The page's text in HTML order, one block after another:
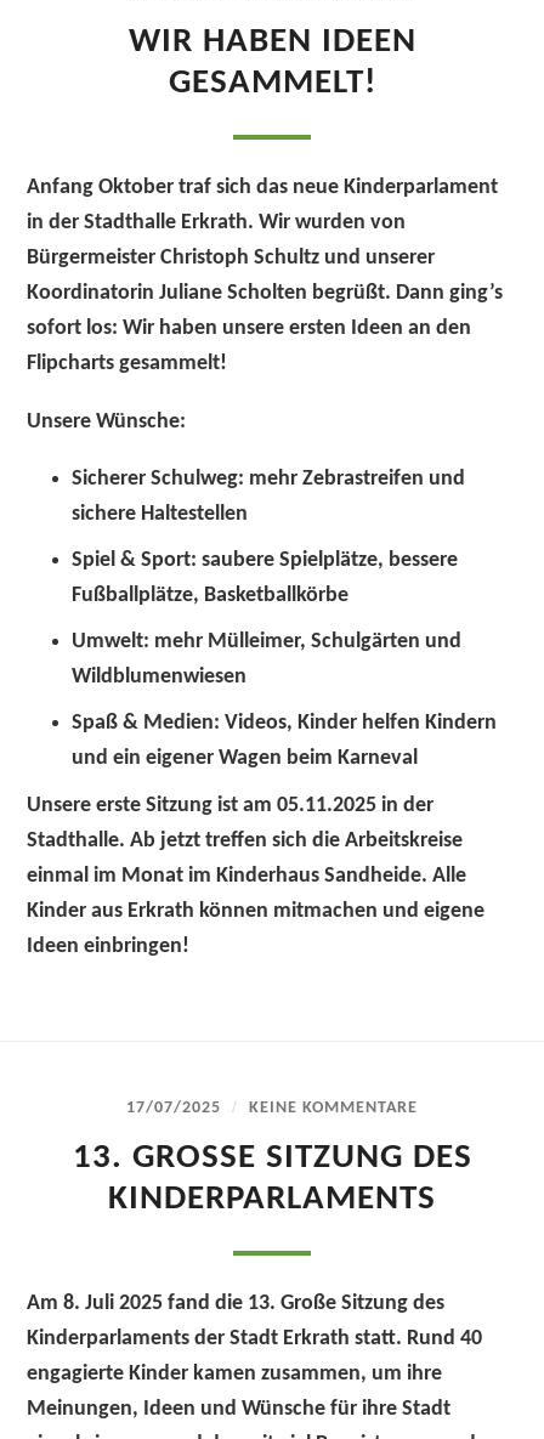
WIR HABEN IDEEN
GESAMMELT!
Anfang Oktober traf sich das neue Kinderparlament
in der Stadthalle Erkrath. Wir wurden von
Bürgermeister Christoph Schultz und unserer
Koordinatorin Juliane Scholten begrüßt. Dann ging’s
sofort los: Wir haben unsere ersten Ideen an den
Flipcharts gesammelt!
Unsere Wünsche:
Sicherer Schulweg: mehr Zebrastreifen und
sichere Haltestellen
Spiel & Sport: saubere Spielplätze, bessere
Fußballplätze, Basketballkörbe
Umwelt: mehr Mülleimer, Schulgärten und
Wildblumenwiesen
Spaß & Medien: Videos, Kinder helfen Kindern
und ein eigener Wagen beim Karneval
Unsere erste Sitzung ist am05.11.2025 in der
Stadthalle. Ab jetzt treffen sich die Arbeitskreise
einmal im Monat im Kinderhaus Sandheide. Alle
Kinder aus Erkrath können mitmachen und eigene
Ideen einbringen!
17/07/2025 / KEINE KOMMENTARE
13. GROSSE SITZUNG DES K
INDERPARLAMENTS
Am 8. Juli 2025 fand die 13. Große Sitzung des
Kinderparlaments der Stadt Erkrath statt. Rund 40
engagierte Kinder kamen zusammen, um ihre
Meinungen, Ideen und Wünsche für ihre Stadt